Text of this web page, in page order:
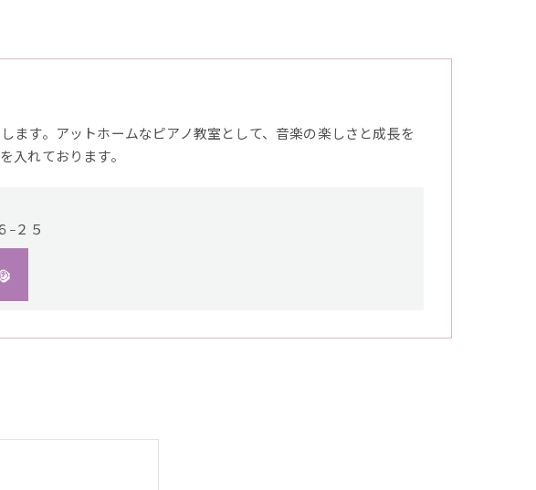
す。アットホームなピアノ教室として、音楽の楽しさと成長を
入れております。
−２５